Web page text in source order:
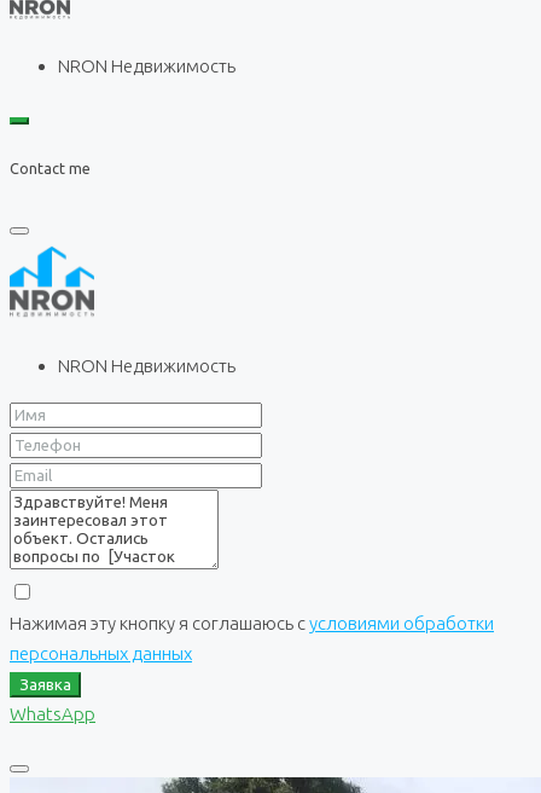
NRON Недвижимость
Contact me
NRON Недвижимость
Нажимая эту кнопку я соглашаюсь сусловиями обработки
персональных данных
Заявка
WhatsApp